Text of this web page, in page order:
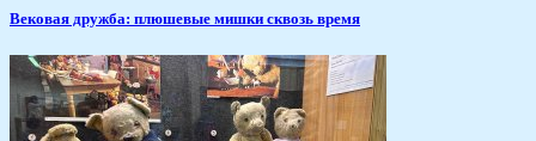
Вековая дружба: плюшевые мишки сквозь время